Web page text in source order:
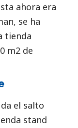
ahora era
se ha
tienda
m2 de
el salto
stand